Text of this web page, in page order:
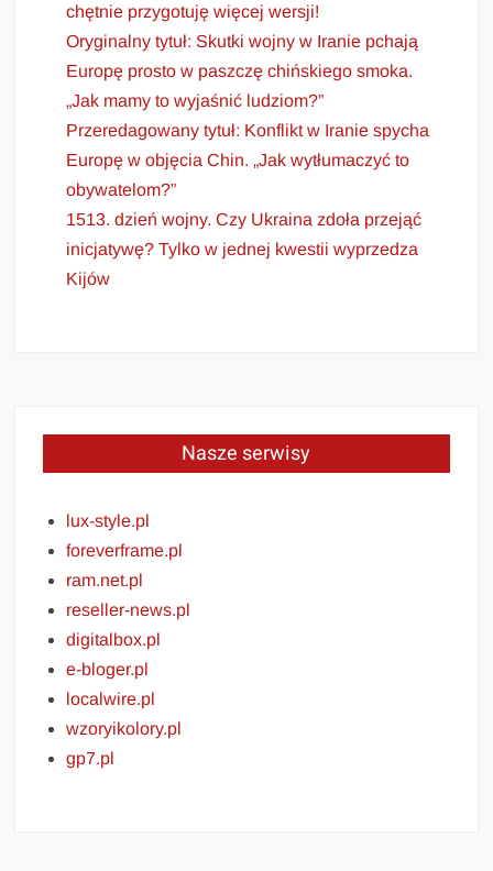
chętnie przygotuję więcej wersji!
Oryginalny tytuł: Skutki wojny w Iranie pchają
Europę prosto w paszczę chińskiego smoka.
„Jak mamy to wyjaśnić ludziom?”
Przeredagowany tytuł: Konflikt w Iranie spycha
Europę w objęcia Chin. „Jak wytłumaczyć to
obywatelom?”
1513. dzień wojny. Czy Ukraina zdoła przejąć
inicjatywę? Tylko w jednej kwestii wyprzedza
Kijów
Nasze serwisy
lux-style.pl
foreverframe.pl
ram.net.pl
reseller-news.pl
digitalbox.pl
e-bloger.pl
localwire.pl
wzoryikolory.pl
gp7.pl